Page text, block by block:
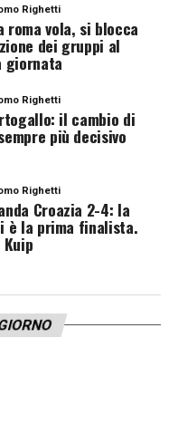
Righetti
roma vola, si blocca
dei gruppi al
giornata
Righetti
il cambio di
più decisivo
Righetti
Croazia 2-4: la
è la prima finalista.